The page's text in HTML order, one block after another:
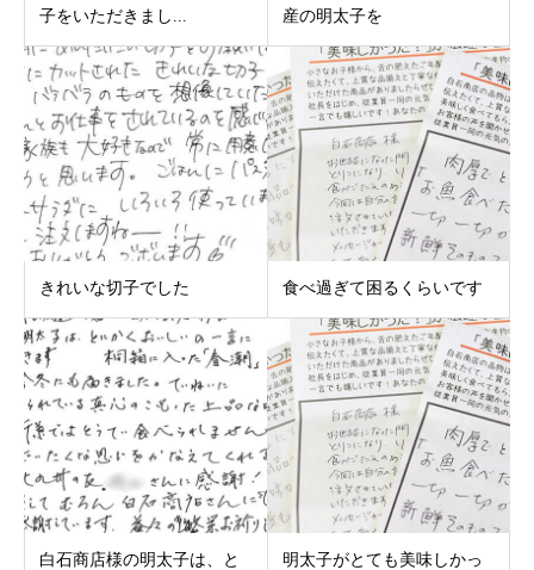
子をいただきまし...
産の明太子を
きれいな切子でした 食べ過ぎて困るくらいです
白石商店様の明太子は、と
明太子がとても美味しかっ